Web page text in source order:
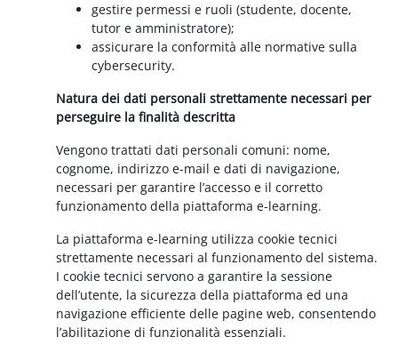
gestire permessi e ruoli (studente, docente,
tutor e amministratore);
assicurare la conformità alle normative sulla
cybersecurity.
Natura dei dati personali strettamente necessari per
perseguire la finalità descritta
Vengono trattati dati personali comuni: nome,
cognome, indirizzo e-mail e dati di navigazione,
necessari per garantire l’accesso e il corretto
funzionamento della piattaforma e-learning.
La piattaforma e-learning utilizza cookie tecnici
strettamente necessari al funzionamento del sistema.
I cookie tecnici servono a garantire la sessione
dell’utente, la sicurezza della piattaforma ed una
navigazione efficiente delle pagine web, consentendo
l’abilitazione di funzionalità essenziali.